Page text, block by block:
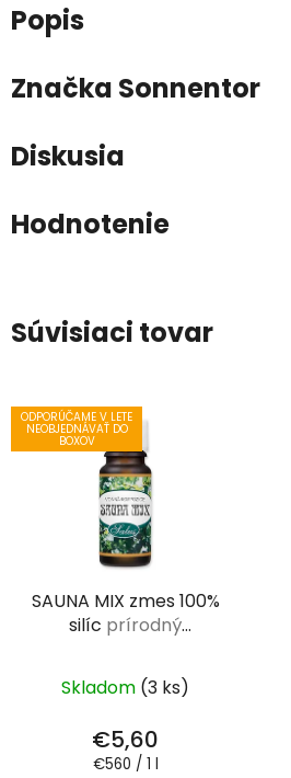
Popis
Značka Sonnentor
Diskusia
Hodnotenie
Súvisiaci tovar
ODPORÚČAME V LETE
NEOBJEDNÁVAŤ DO
BOXOV
SAUNA MIX zmes 100%
silíc prírodný
Skladom (3 ks)
€5,60
Jednotková
€560 / 1 l